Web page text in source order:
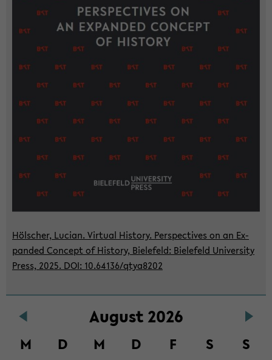
Höl­scher, Lu­ci­an. Vir­tu­al His­to­ry. Per­spec­ti­ves on an Ex­
pan­ded Con­cept of His­to­ry, Bie­le­feld: Bie­le­feld Uni­ver­si­ty
Press, 2025. DOI: 10.64136/qtya8202
Au­gust 2026
M D M D F S
S